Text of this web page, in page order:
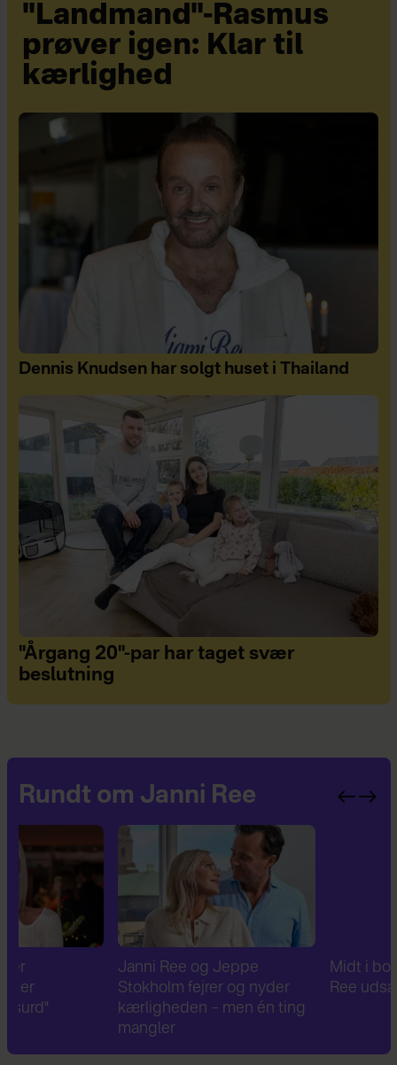
"Landmand"-Rasmus
prøver igen: Klar til
kærlighed
Dennis Knudsen har solgt huset i Thailand
"Årgang 20"-par har taget svær
beslutning
Rundt om Janni Ree
Janni Ree og Jeppe
Stokholm fejrer og nyder
kærligheden – men én ting
Midt i bogsuccesen:
Ree udsat for tyveri